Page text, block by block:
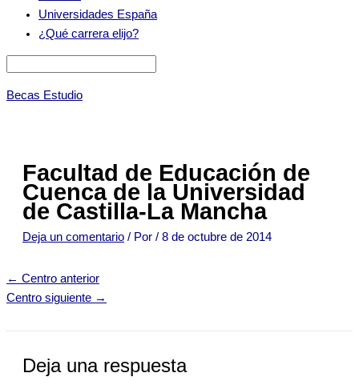
Universidades España
¿Qué carrera elijo?
Becas Estudio
Facultad de Educación de
Cuenca de la Universidad
de Castilla-La Mancha
Deja un comentario / Por / 8 de octubre de 2014
← Centro anterior
Centro siguiente →
Deja una respuesta